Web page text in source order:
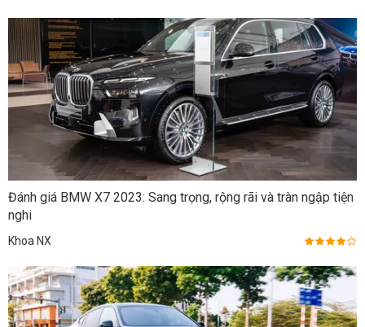
Đánh giá BMW X7 2023: Sang trọng, rộng rãi và tràn ngập tiện
nghi
Khoa NX